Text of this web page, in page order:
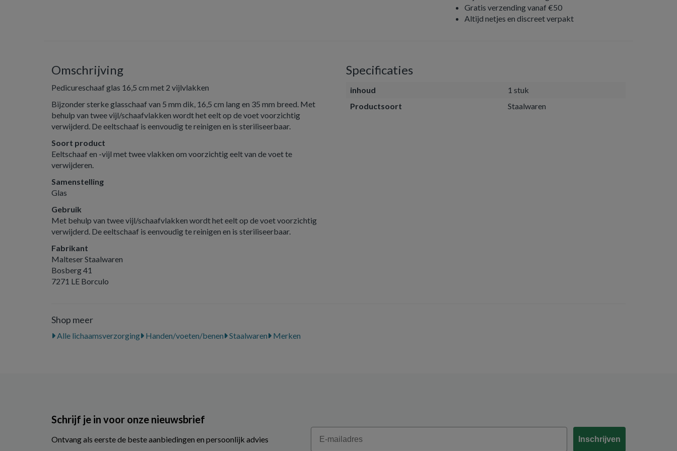
Gratis verzending vanaf €50
Altijd netjes en discreet verpakt
Omschrijving
Pedicureschaaf glas 16,5 cm met 2 vijlvlakken
Bijzonder sterke glasschaaf van 5 mm dik, 16,5 cm lang en 35 mm breed. Met
behulp van twee vijl/schaafvlakken wordt het eelt op de voet voorzichtig
verwijderd. De eeltschaaf is eenvoudig te reinigen en is steriliseerbaar.
Soort product
Eeltschaaf en -vijl met twee vlakken om voorzichtig eelt van de voet te
verwijderen.
Samenstelling
Glas
Gebruik
Met behulp van twee vijl/schaafvlakken wordt het eelt op de voet voorzichtig
verwijderd. De eeltschaaf is eenvoudig te reinigen en is steriliseerbaar.
Fabrikant
Malteser Staalwaren
Bosberg 41
7271 LE Borculo
Specificaties
inhoud
1 stuk
Productsoort
Staalwaren
Shop meer
Alle lichaamsverzorging Handen/voeten/benen Staalwaren Merken
Schrijf je in voor onze nieuwsbrief
Ontvang als eerste de beste aanbiedingen en persoonlijk advies
Email
Inschrijven